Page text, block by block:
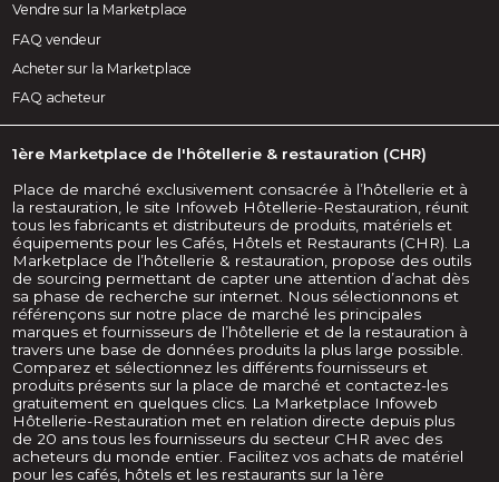
Vendre sur la Marketplace
FAQ vendeur
Acheter sur la Marketplace
FAQ acheteur
1ère Marketplace de l'hôtellerie & restauration (CHR)
Place de marché exclusivement consacrée à l’hôtellerie et à
la restauration, le site Infoweb Hôtellerie-Restauration, réunit
tous les fabricants et distributeurs de produits, matériels et
équipements pour les Cafés, Hôtels et Restaurants (CHR). La
Marketplace de l’hôtellerie & restauration, propose des outils
de sourcing permettant de capter une attention d’achat dès
sa phase de recherche sur internet. Nous sélectionnons et
référençons sur notre place de marché les principales
marques et fournisseurs de l’hôtellerie et de la restauration à
travers une base de données produits la plus large possible.
Comparez et sélectionnez les différents fournisseurs et
produits présents sur la place de marché et contactez-les
gratuitement en quelques clics. La Marketplace Infoweb
Hôtellerie-Restauration met en relation directe depuis plus
de 20 ans tous les fournisseurs du secteur CHR avec des
acheteurs du monde entier. Facilitez vos achats de matériel
pour les cafés, hôtels et les restaurants sur la 1ère